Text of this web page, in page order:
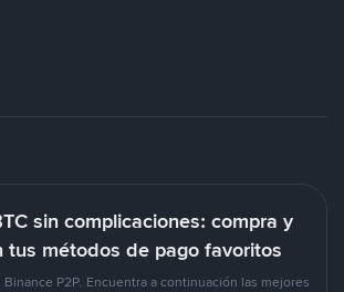
sin complicaciones: compra y
tus métodos de pago favoritos
Binance P2P. Encuentra a continuación las mejores